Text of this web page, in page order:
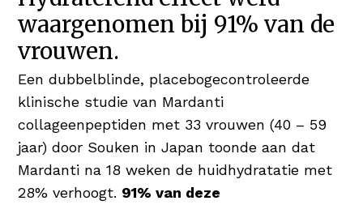
waargenomen bij 91% van de
vrouwen.
Een dubbelblinde, placebogecontroleerde
klinische studie van Mardanti
collageenpeptiden met 33 vrouwen (40 – 59
jaar) door Souken in Japan toonde aan dat
Mardanti na 18 weken de huidhydratatie met
28% verhoogt. 91% van deze